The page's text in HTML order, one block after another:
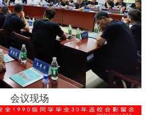
会议现场